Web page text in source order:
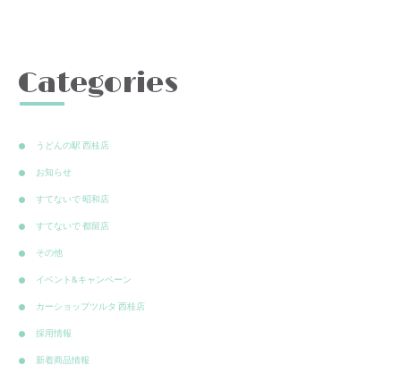
Categories
うどんの駅 西桂店
お知らせ
すてないで 昭和店
すてないで 都留店
その他
イベント&キャンペーン
カーショップツルタ 西桂店
採用情報
新着商品情報